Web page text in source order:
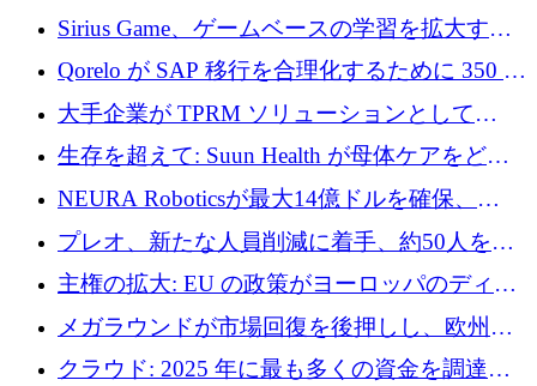
速するために150万ユーロを調達
Sirius Game、ゲームベースの学習を拡大する
ために 130 万ユーロの資金調達を完了
Qorelo が SAP 移行を合理化するために 350 万
ドルを調達
大手企業が TPRM ソリューションとして
Vanta を選択する理由
生存を超えて: Suun Health が母体ケアをどの
ように再考しているか
NEURA Roboticsが最大14億ドルを確保、
Bending Spoonsが米国IPOを申請、英国首相が
4億ポンドのチップ計画を発表
プレオ、新たな人員削減に着手、約50人を解
雇
主権の拡大: EU の政策がヨーロッパのディー
プテック戦略をどのように再構築しているか
メガラウンドが市場回復を後押しし、欧州の
ハイテク資金調達は5月に105億ユーロに回復
クラウド: 2025 年に最も多くの資金を調達し